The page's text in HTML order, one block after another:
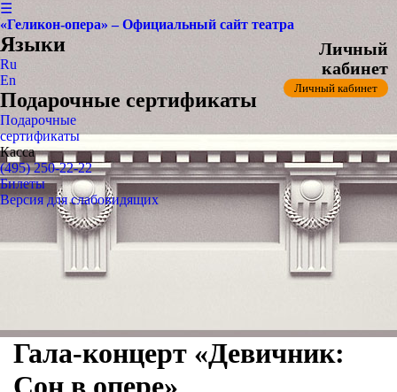
☰
«Геликон-опера» – Официальный сайт театра
Языки
Ru
En
Подарочные сертификаты
Подарочные
сертификаты
Касса
(495) 250-22-22
Личный
кабинет
Личный кабинет
Билеты
Версия для слабовидящих
Гала-концерт «Девичник: